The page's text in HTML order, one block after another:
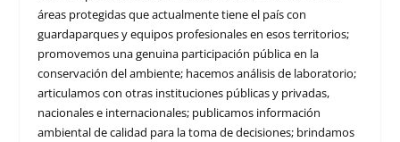
áreas protegidas que actualmente tiene el país con
guardaparques y equipos profesionales en esos territorios;
promovemos una genuina participación pública en la
conservación del ambiente; hacemos análisis de laboratorio;
articulamos con otras instituciones públicas y privadas,
nacionales e internacionales; publicamos información
ambiental de calidad para la toma de decisiones; brindamos